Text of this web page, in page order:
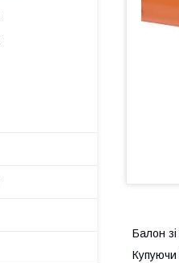
Балон
Купуючи